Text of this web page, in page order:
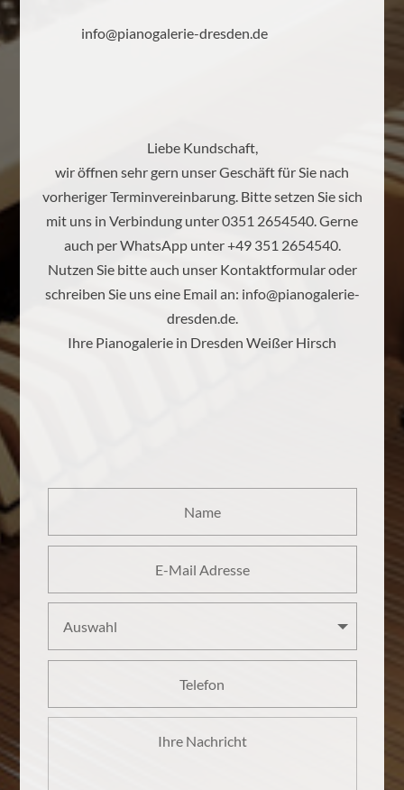
info@pianogalerie-dresden.de
Liebe Kundschaft,
wir öffnen sehr gern unser Geschäft für Sie nach
vorheriger Terminvereinbarung. Bitte setzen Sie sich
mit uns in Verbindung unter 0351 2654540. Gerne
auch per WhatsApp unter +49 351 2654540.
Nutzen Sie bitte auch unser Kontaktformular oder
schreiben Sie uns eine Email an: info@pianogalerie-
dresden.de.
Ihre Pianogalerie in Dresden Weißer Hirsch